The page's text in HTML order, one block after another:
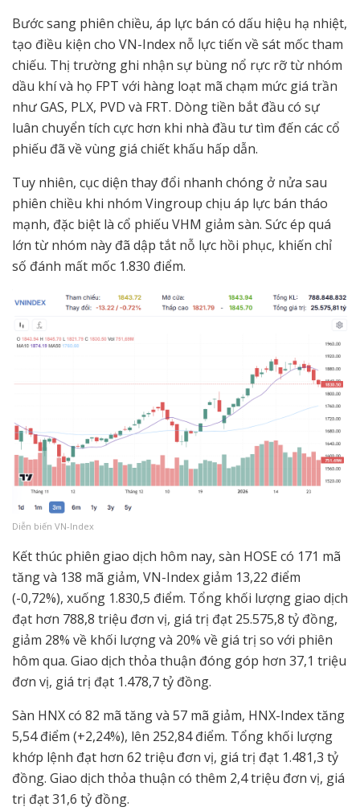
Bước sang phiên chiều, áp lực bán có dấu hiệu hạ nhiệt,
tạo điều kiện cho VN-Index nỗ lực tiến về sát mốc tham
chiếu. Thị trường ghi nhận sự bùng nổ rực rỡ từ nhóm
dầu khí và họ FPT với hàng loạt mã chạm mức giá trần
như GAS, PLX, PVD và FRT. Dòng tiền bắt đầu có sự
luân chuyển tích cực hơn khi nhà đầu tư tìm đến các cổ
phiếu đã về vùng giá chiết khấu hấp dẫn.
Tuy nhiên, cục diện thay đổi nhanh chóng ở nửa sau
phiên chiều khi nhóm Vingroup chịu áp lực bán tháo
mạnh, đặc biệt là cổ phiếu VHM giảm sàn. Sức ép quá
lớn từ nhóm này đã dập tắt nỗ lực hồi phục, khiến chỉ
số đánh mất mốc 1.830 điểm.
Diễn biến VN-Index
Kết thúc phiên giao dịch hôm nay, sàn HOSE có 171 mã
tăng và 138 mã giảm, VN-Index giảm 13,22 điểm
(-0,72%), xuống 1.830,5 điểm. Tổng khối lượng giao dịch
đạt hơn 788,8 triệu đơn vị, giá trị đạt 25.575,8 tỷ đồng,
giảm 28% về khối lượng và 20% về giá trị so với phiên
hôm qua. Giao dịch thỏa thuận đóng góp hơn 37,1 triệu
đơn vị, giá trị đạt 1.478,7 tỷ đồng.
Sàn HNX có 82 mã tăng và 57 mã giảm, HNX-Index tăng
5,54 điểm (+2,24%), lên 252,84 điểm. Tổng khối lượng
khớp lệnh đạt hơn 62 triệu đơn vị, giá trị đạt 1.481,3 tỷ
đồng. Giao dịch thỏa thuận có thêm 2,4 triệu đơn vị, giá
trị đạt 31,6 tỷ đồng.